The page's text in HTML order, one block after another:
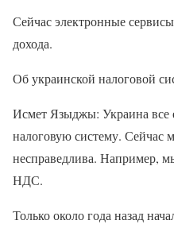
Сейчас электронные
дохода.
Об украинской налоговой
Исмет Языджы: Украина
налоговую систему. Сейчас
несправедлива. Например,
НДС.
Только около года назад